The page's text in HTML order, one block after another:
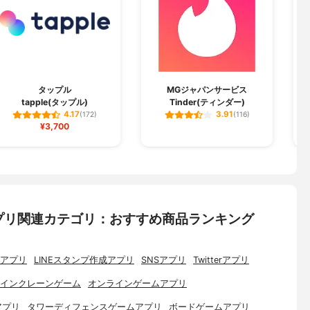
タップル
tapple(タップル)
4.17(172)
¥3,700
MGジャパンサービス
Tinder(ティンダー)
3.91(116)
関連カテゴリ：おすすめ商品ランキング
プリ LINEスタンプ作成アプリ SNSアプリ Twitterアプリ
ンクレーンゲーム オンラインゲームアプリ
リ タワーディフェンスゲームアプリ ボードゲームアプリ